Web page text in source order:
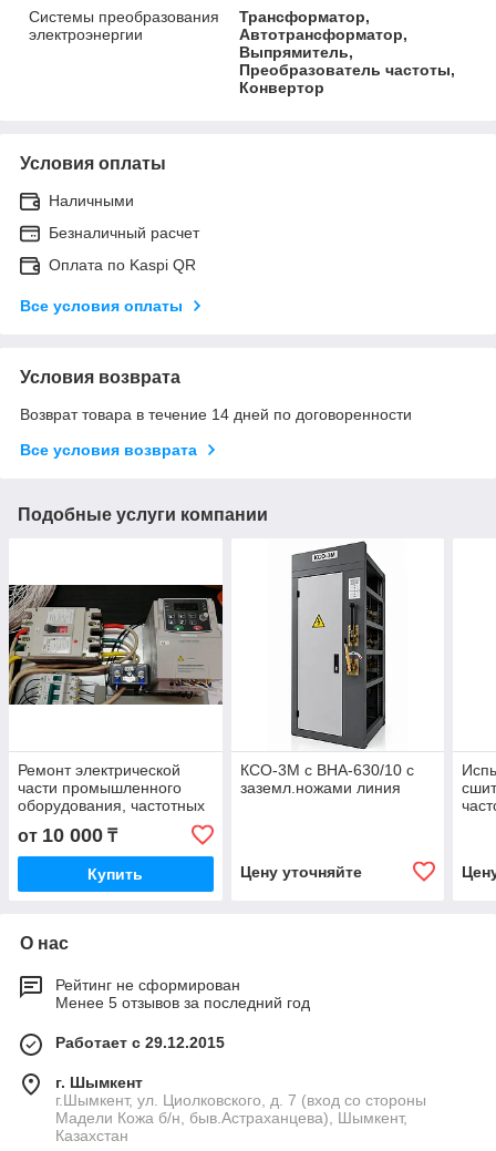
Системы преобразования
электроэнергии
Трансформатор,
Автотрансформатор,
Выпрямитель,
Преобразователь частоты,
Конвертор
Условия оплаты
Наличными
Безналичный расчет
Оплата по Kaspi QR
Все условия оплаты
Условия возврата
Возврат товара в течение 14 дней по договоренности
Все условия возврата
Подобные услуги компании
Ремонт электрической
части промышленного
оборудования, частотных
преобразователей,
приборов и т.д.
от 10 000 ₸
Купить
КСО-3М с ВНА-630/10 с
заземл.ножами линия
Цену уточняйте
О нас
Рейтинг не сформирован
Менее 5 отзывов за последний год
Работает с 29.12.2015
г. Шымкент
г.Шымкент, ул. Циолковского, д. 7 (вход со стороны
Мадели Кожа б/н, быв.Астраханцева), Шымкент,
Казахстан